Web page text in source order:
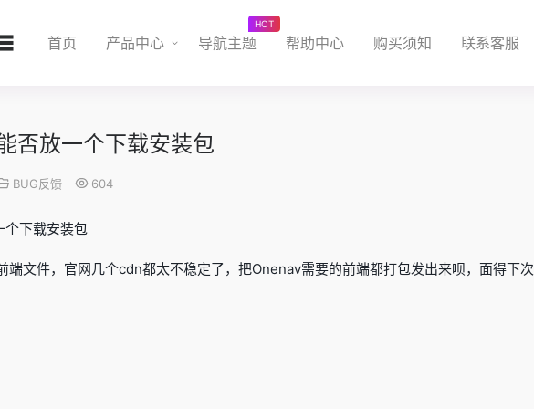
首页 产品中心 导航主题
HOT
帮助中心 购买须知 联系客服
否放一个下载安装包
BUG反馈 604
下载安装包
端文件，官网几个cdn都太不稳定了，把Onenav需要的前端都打包发出来呗，面得下次